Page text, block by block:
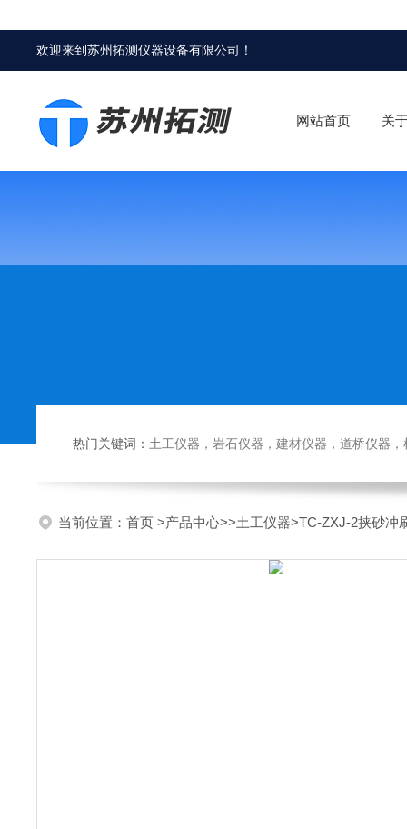
欢迎来到苏州拓测仪器设备有限公司 ！
网站首页 关
热门关键词： 土工仪器，岩石仪器，建材仪器，道桥仪器，检测
当前位置： 首页 >产品中心>>土工仪器>TC-ZXJ-2挟砂冲